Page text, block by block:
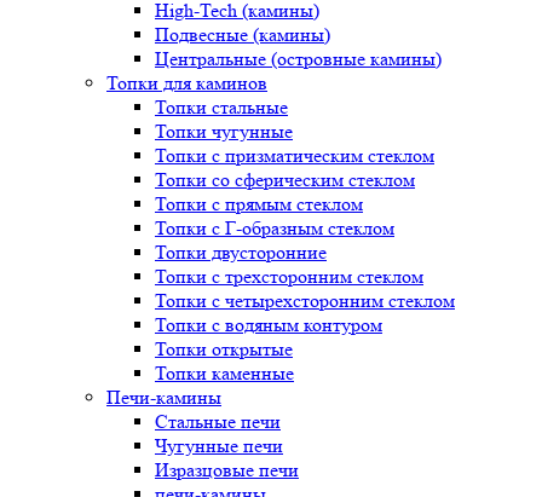
High-Tech (камины)
Подвесные (камины)
Центральные (островные камины)
Топки для каминов
Топки стальные
Топки чугунные
Топки с призматическим стеклом
Топки со сферическим стеклом
Топки с прямым стеклом
Топки с Г-образным стеклом
Топки двусторонние
Топки с трехсторонним стеклом
Топки с четырехсторонним стеклом
Топки с водяным контуром
Топки открытые
Топки каменные
Печи-камины
Стальные печи
Чугунные печи
Изразцовые печи